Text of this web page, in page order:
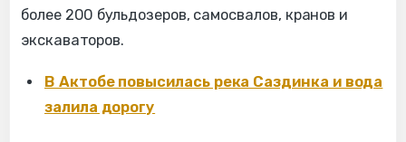
более 200 бульдозеров, самосвалов, кранов и
экскаваторов.
В Актобе повысилась река Саздинка и вода
залила дорогу